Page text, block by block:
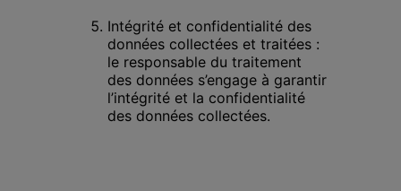
Intégrité et confidentialité des
données collectées et traitées :
le responsable du traitement
des données s’engage à garantir
l’intégrité et la confidentialité
des données collectées.